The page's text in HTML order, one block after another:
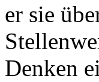
er sie
Denken